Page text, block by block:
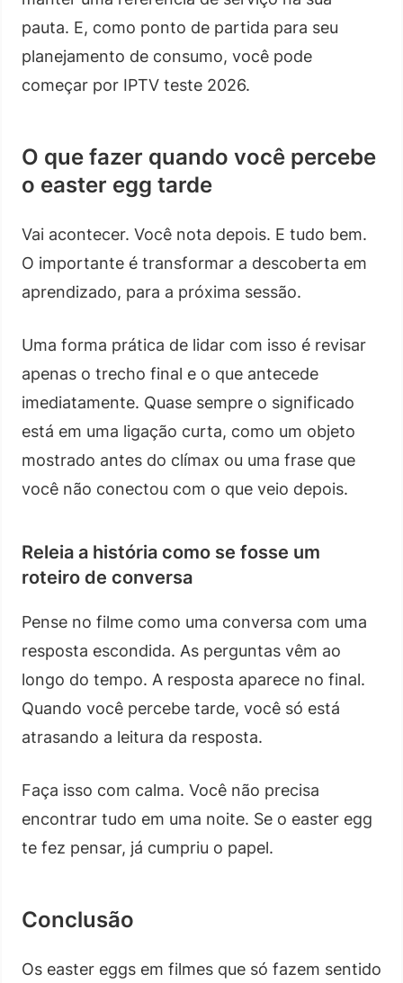
pauta. E, como ponto de partida para seu
planejamento de consumo, você pode
começar por IPTV teste 2026.
O que fazer quando você percebe
o easter egg tarde
Vai acontecer. Você nota depois. E tudo bem.
O importante é transformar a descoberta em
aprendizado, para a próxima sessão.
Uma forma prática de lidar com isso é revisar
apenas o trecho final e o que antecede
imediatamente. Quase sempre o significado
está em uma ligação curta, como um objeto
mostrado antes do clímax ou uma frase que
você não conectou com o que veio depois.
Releia a história como se fosse um
roteiro de conversa
Pense no filme como uma conversa com uma
resposta escondida. As perguntas vêm ao
longo do tempo. A resposta aparece no final.
Quando você percebe tarde, você só está
atrasando a leitura da resposta.
Faça isso com calma. Você não precisa
encontrar tudo em uma noite. Se o easter egg
te fez pensar, já cumpriu o papel.
Conclusão
Os easter eggs em filmes que só fazem sentido